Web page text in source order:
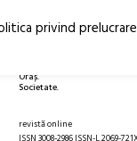
Oraș.
Societate.
revistă online
privind